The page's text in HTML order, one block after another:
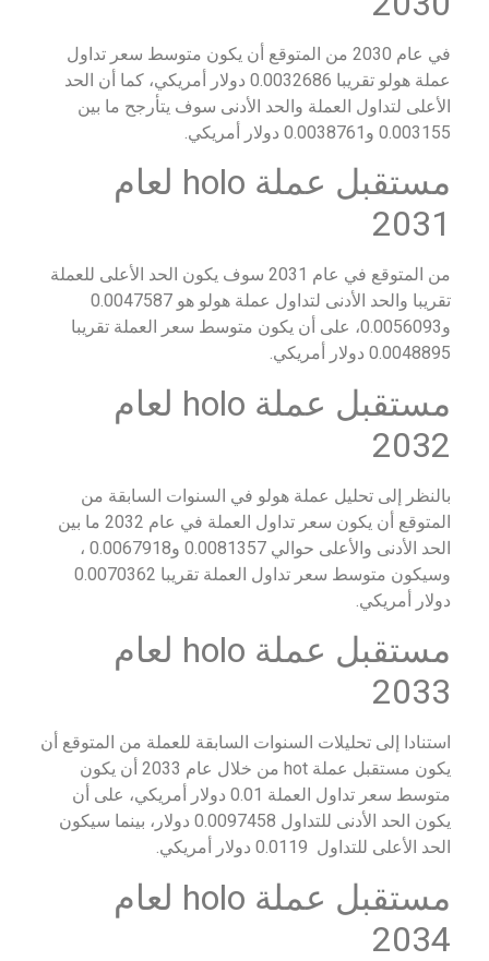
في عام 2030 من المتوقع أن يكون متوسط سعر تداول
عملة هولو تقريبا 0.0032686 دولار أمريكي، كما أن الحد
الأعلى لتداول العملة والحد الأدنى سوف يتأرجح ما بين
0.003155 و0.0038761 دولار أمريكي.
مستقبل عملة holo لعام
2031
من المتوقع في عام 2031 سوف يكون الحد الأعلى للعملة
تقريبا والحد الأدنى لتداول عملة هولو هو 0.0047587
و0.0056093، على أن يكون متوسط سعر العملة تقريبا
0.0048895 دولار أمريكي.
مستقبل عملة holo لعام
2032
بالنظر إلى تحليل عملة هولو في السنوات السابقة من
المتوقع أن يكون سعر تداول العملة في عام 2032 ما بين
الحد الأدنى والأعلى حوالي 0.0081357 و0.0067918 ،
وسيكون متوسط سعر تداول العملة تقريبا 0.0070362
دولار أمريكي.
مستقبل عملة holo لعام
2033
استنادا إلى تحليلات السنوات السابقة للعملة من المتوقع أن
يكون مستقبل عملة hot من خلال عام 2033 أن يكون
متوسط سعر تداول العملة 0.01 دولار أمريكي، على أن
يكون الحد الأدنى للتداول 0.0097458 دولار، بينما سيكون
الحد الأعلى للتداول 0.0119 دولار أمريكي.
مستقبل عملة holo لعام
2034